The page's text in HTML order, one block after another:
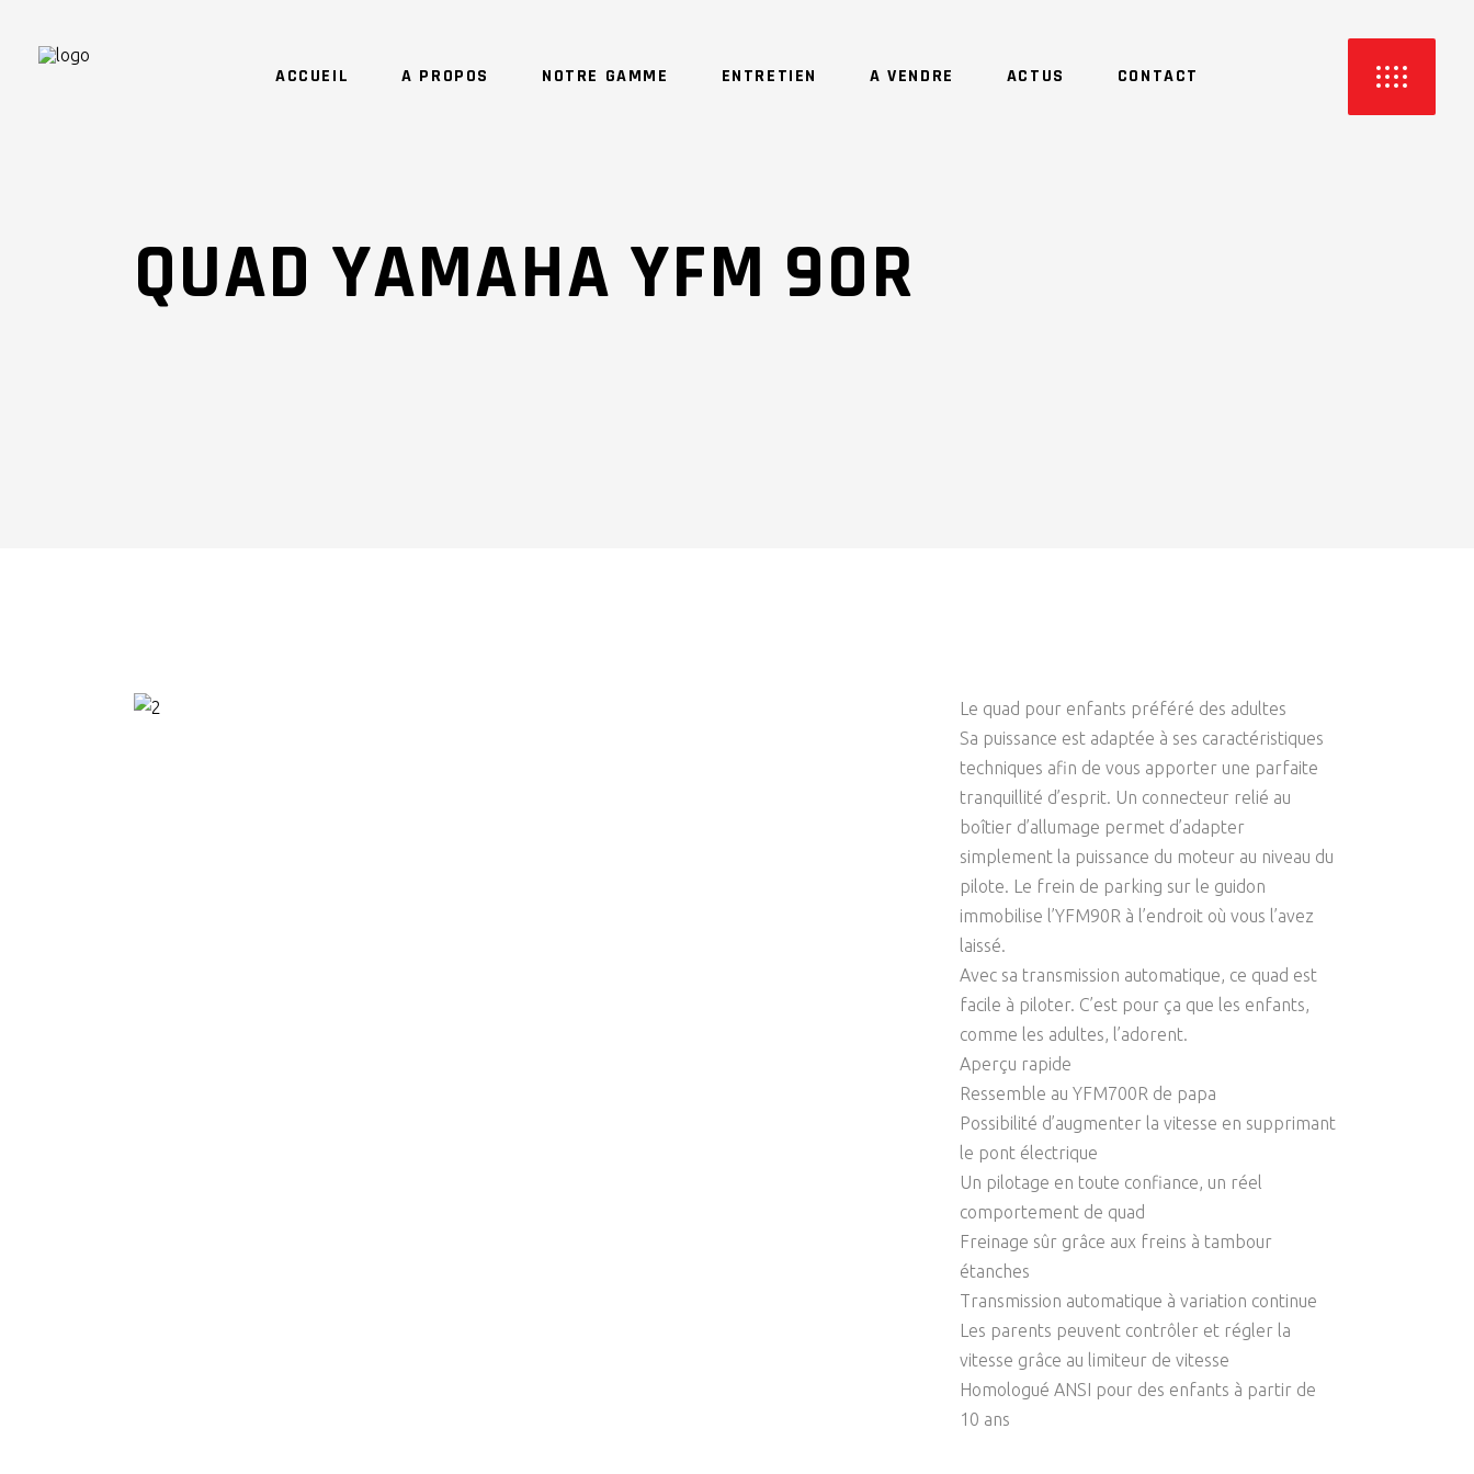
ACCUEIL A PROPOS NOTRE GAMME ENTRETIEN A VENDRE ACTUS CONTACT
QUAD YAMAHA YFM 90R
Le quad pour enfants préféré des adultes
Sa puissance est adaptée à ses caractéristiques
techniques afin de vous apporter une parfaite
tranquillité d’esprit. Un connecteur relié au
boîtier d’allumage permet d’adapter
simplement la puissance du moteur au niveau du
pilote. Le frein de parking sur le guidon
immobilise l’YFM90R à l’endroit où vous l’avez
laissé.
Avec sa transmission automatique, ce quad est
facile à piloter. C’est pour ça que les enfants,
comme les adultes, l’adorent.
Aperçu rapide
Ressemble au YFM700R de papa
Possibilité d’augmenter la vitesse en supprimant
le pont électrique
Un pilotage en toute confiance, un réel
comportement de quad
Freinage sûr grâce aux freins à tambour
étanches
Transmission automatique à variation continue
Les parents peuvent contrôler et régler la
vitesse grâce au limiteur de vitesse
Homologué ANSI pour des enfants à partir de
10 ans